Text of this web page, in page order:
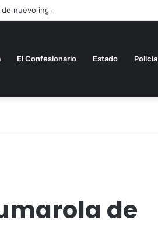
nuevo ingreso
El Confesionario Estado Policía
de